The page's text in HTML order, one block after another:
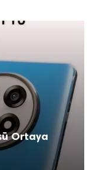
Ortaya